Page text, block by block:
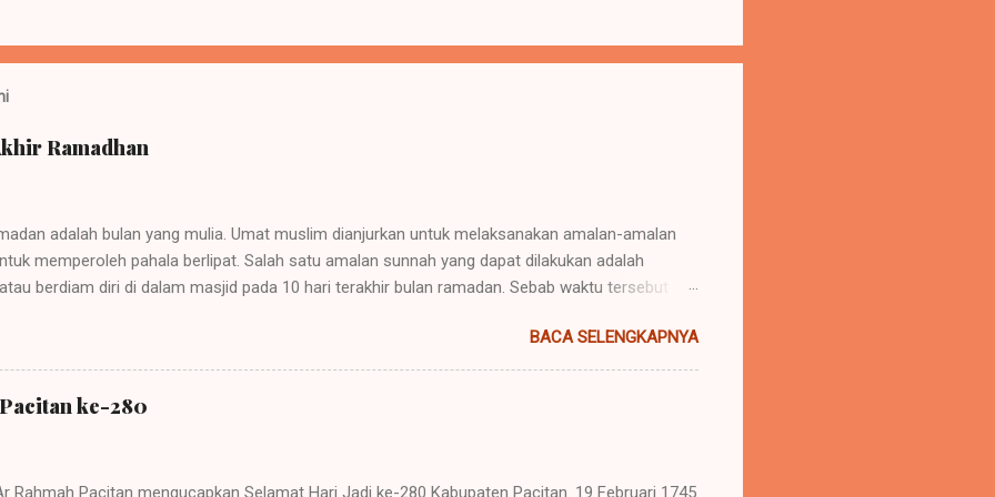
Ramadhan
adalah bulan yang mulia. Umat muslim dianjurkan untuk melaksanakan amalan-amalan
memperoleh pahala berlipat. Salah satu amalan sunnah yang dapat dilakukan adalah
berdiam diri di dalam masjid pada 10 hari terakhir bulan ramadan. Sebab waktu tersebut
tetapi juga harus disertai dengan niat dan melakukan ibadah seperti shalatk, dzikir, membaca Al
lain sebagainnya. #smpit #smpitararahmahpct #jsitindonesia #jsitjatim
#bulanpenuhberkah #semarakramadhan
BACA SELENGKAPNYA
ke-280
Rahmah Pacitan mengucapkan Selamat Hari Jadi ke-280 Kabupaten Pacitan. 19 Februari 1745